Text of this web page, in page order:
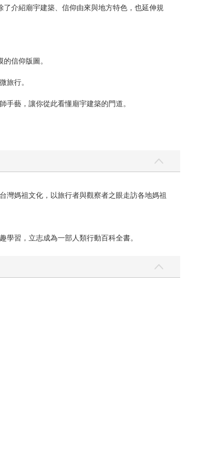
介紹廟宇建築、信仰由來與地方特色，也延伸規
信仰版圖。
旅行。
藝，讓你從此看懂廟宇建築的門道。
灣媽祖文化，以旅行者與觀察者之眼走訪各地媽祖
習，立志成為一部人類行動百科全書。